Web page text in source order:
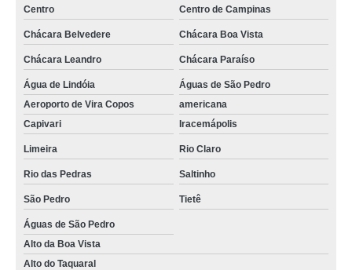
Centro Centro de Campinas
Chácara Belvedere Chácara Boa Vista
Chácara Leandro Chácara Paraíso
Água de Lindóia
Águas de São Pedro
Aeroporto de Vira Copos
americana
Capivari
Iracemápolis
Limeira Rio Claro
Rio das Pedras Saltinho
São Pedro Tietê
Águas de São Pedro
Alto da Boa Vista
Alto do Taquaral